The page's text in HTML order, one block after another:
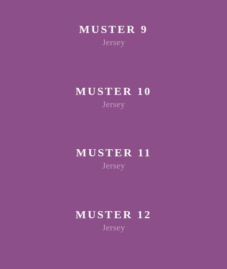
MUSTER 9
Jersey
MUSTER 10
Jersey
MUSTER 11
Jersey
MUSTER 12
Jersey